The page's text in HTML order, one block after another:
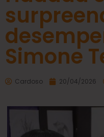
Simone
Cardoso 20/04/2026